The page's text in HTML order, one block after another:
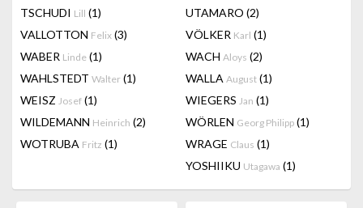
TSCHUDI Lill (1) UTAMARO (2)
VALLOTTON Felix (3) VÖLKER Karl (1)
WABER Linde (1) WACH Aloys (2)
WAHLSTEDT Walter (1) WALLA August (1)
WEISZ Josef (1) WIEGERS Jan (1)
WILDEMANN Heinrich (2) WÖRLEN Georg Philipp (1)
WOTRUBA Fritz (1) WRAGE Claus (1)
YOSHIIKU Utagawa (1)